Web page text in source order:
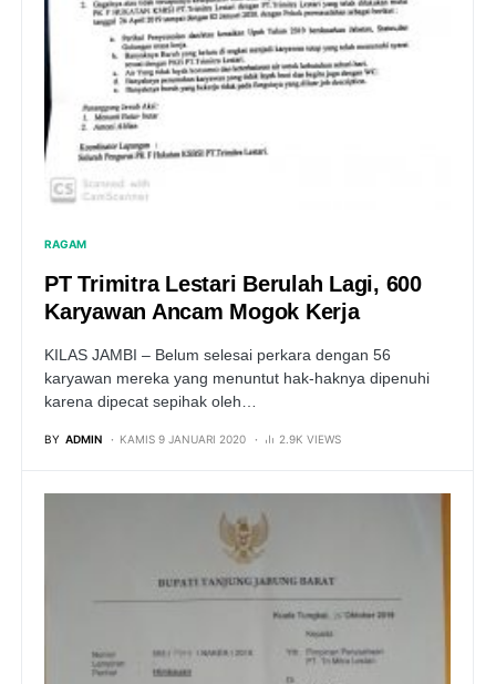
RAGAM
PT Trimitra Lestari Berulah Lagi, 600
Karyawan Ancam Mogok Kerja
KILAS JAMBI – Belum selesai perkara dengan 56
karyawan mereka yang menuntut hak-haknya dipenuhi
karena dipecat sepihak oleh…
BY ADMIN KAMIS 9 JANUARI 2020 2.9K VIEWS